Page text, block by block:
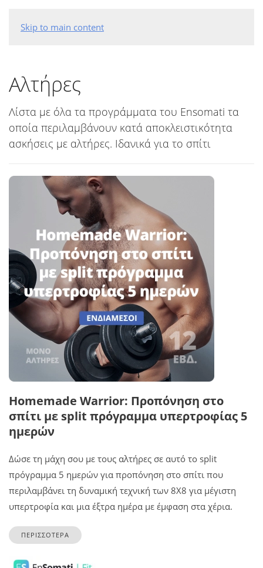
Skip to main content
Αλτήρες
Λίστα με όλα τα προγράμματα του Ensomati τα
οποία περιλαμβάνουν κατά αποκλειστικότητα
ασκήσεις με αλτήρες. Ιδανικά για το σπίτι
Homemade Warrior: Προπόνηση στο
σπίτι με split πρόγραμμα υπερτροφίας 5
ημερών
Δώσε τη μάχη σου με τους αλτήρες σε αυτό το split
πρόγραμμα 5 ημερών για προπόνηση στο σπίτι που
περιλαμβάνει τη δυναμική τεχνική των 8Χ8 για μέγιστη
υπερτροφία και μια έξτρα ημέρα με έμφαση στα χέρια.
ΠΕΡΙΣΣΟΤΕΡΑ